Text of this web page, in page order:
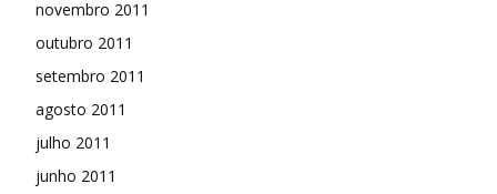
novembro 2011
outubro 2011
setembro 2011
agosto 2011
julho 2011
junho 2011